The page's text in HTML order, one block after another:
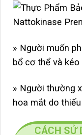
» Người muốn
bổ cơ thể và
» Người thường
hoa mắt do
CÁCH SỬ